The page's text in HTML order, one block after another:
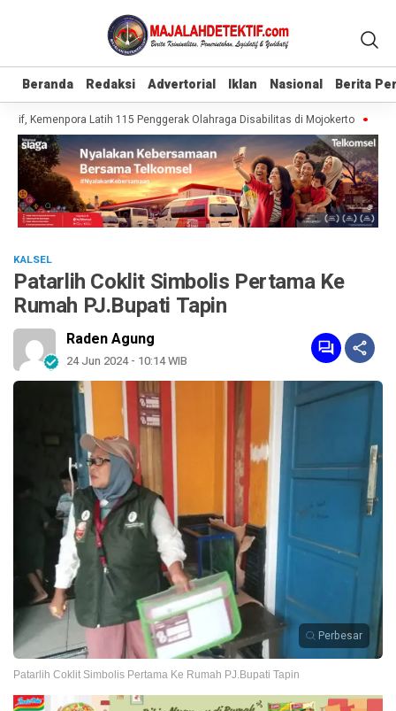
Beranda Redaksi Advertorial Iklan Nasional Berita
Beranda Redaksi Advertorial Iklan Nasional Berita
Kemenpora Latih 115 Penggerak Olahraga Disabilitas di Mojokerto
KALSEL
Patarlih Coklit Simbolis Pertama Ke
Rumah PJ.Bupati Tapin
Raden Agung
24 Jun 2024 - 10:14 WIB
Perbesar
Patarlih Coklit Simbolis Pertama Ke Rumah PJ.Bupati Tapin